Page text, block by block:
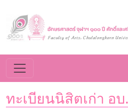
ทะเบียนนิสิตเก่า อบ